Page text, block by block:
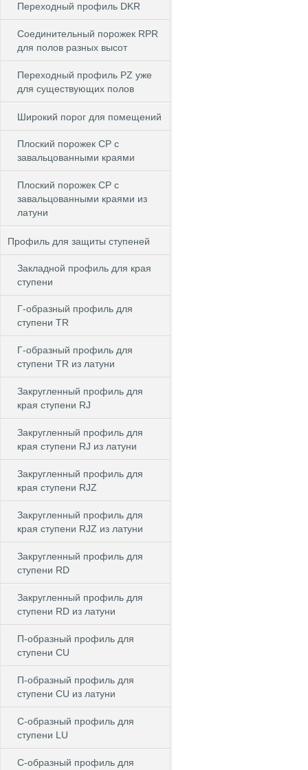
Переходный профиль DKR
Cоединительный порожек RPR
для полов разных высот
Переходный профиль PZ уже
для существующих полов
Широкий порог для помещений
Плоский порожек СP с
завальцованными краями
Плоский порожек СP с
завальцованными краями из
латуни
Профиль для защиты ступеней
Закладной профиль для края
ступени
Г-образный профиль для
ступени TR
Г-образный профиль для
ступени TR из латуни
Закругленный профиль для
края ступени RJ
Закругленный профиль для
края ступени RJ из латуни
Закругленный профиль для
края ступени RJZ
Закругленный профиль для
края ступени RJZ из латуни
Закругленный профиль для
ступени RD
Закругленный профиль для
ступени RD из латуни
П-образный профиль для
ступени CU
П-образный профиль для
ступени CU из латуни
C-образный профиль для
ступени LU
C-образный профиль для